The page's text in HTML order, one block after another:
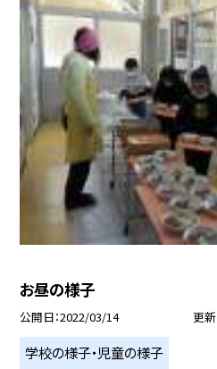
お昼の様子
公開日 2022/03/14 更
学校の様子・児童の様子